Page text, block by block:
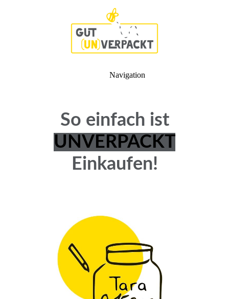
Navigation
So einfach ist
UNVERPACKT
Einkaufen!